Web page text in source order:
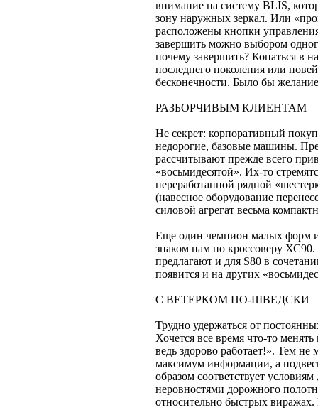
внимание на систему BLIS,
зону наружных зеркал. Или
расположены кнопки
завершить можно выбором
почему завершить? Копаться в
последнего поколения или
бесконечности. Было бы
РАЗБОРЧИВЫМ КЛИЕНТАМ
Не секрет: корпоративный
недорогие, базовые машины.
рассчитывают прежде всего
«восьмидесятой». Их-то
переработанной рядной
(навесное оборудование
силовой агрегат весьма
Еще один чемпион малых форм
знаком нам по кроссоверу
предлагают и для S80 в
появится и на других
С ВЕТЕРКОМ ПО-ШВЕДСКИ
Трудно удержаться от
Хочется все время что-то
ведь здорово работает!». Тем не
максимум информации, а
образом соответствует
неровностями дорожного
относительно быстрых